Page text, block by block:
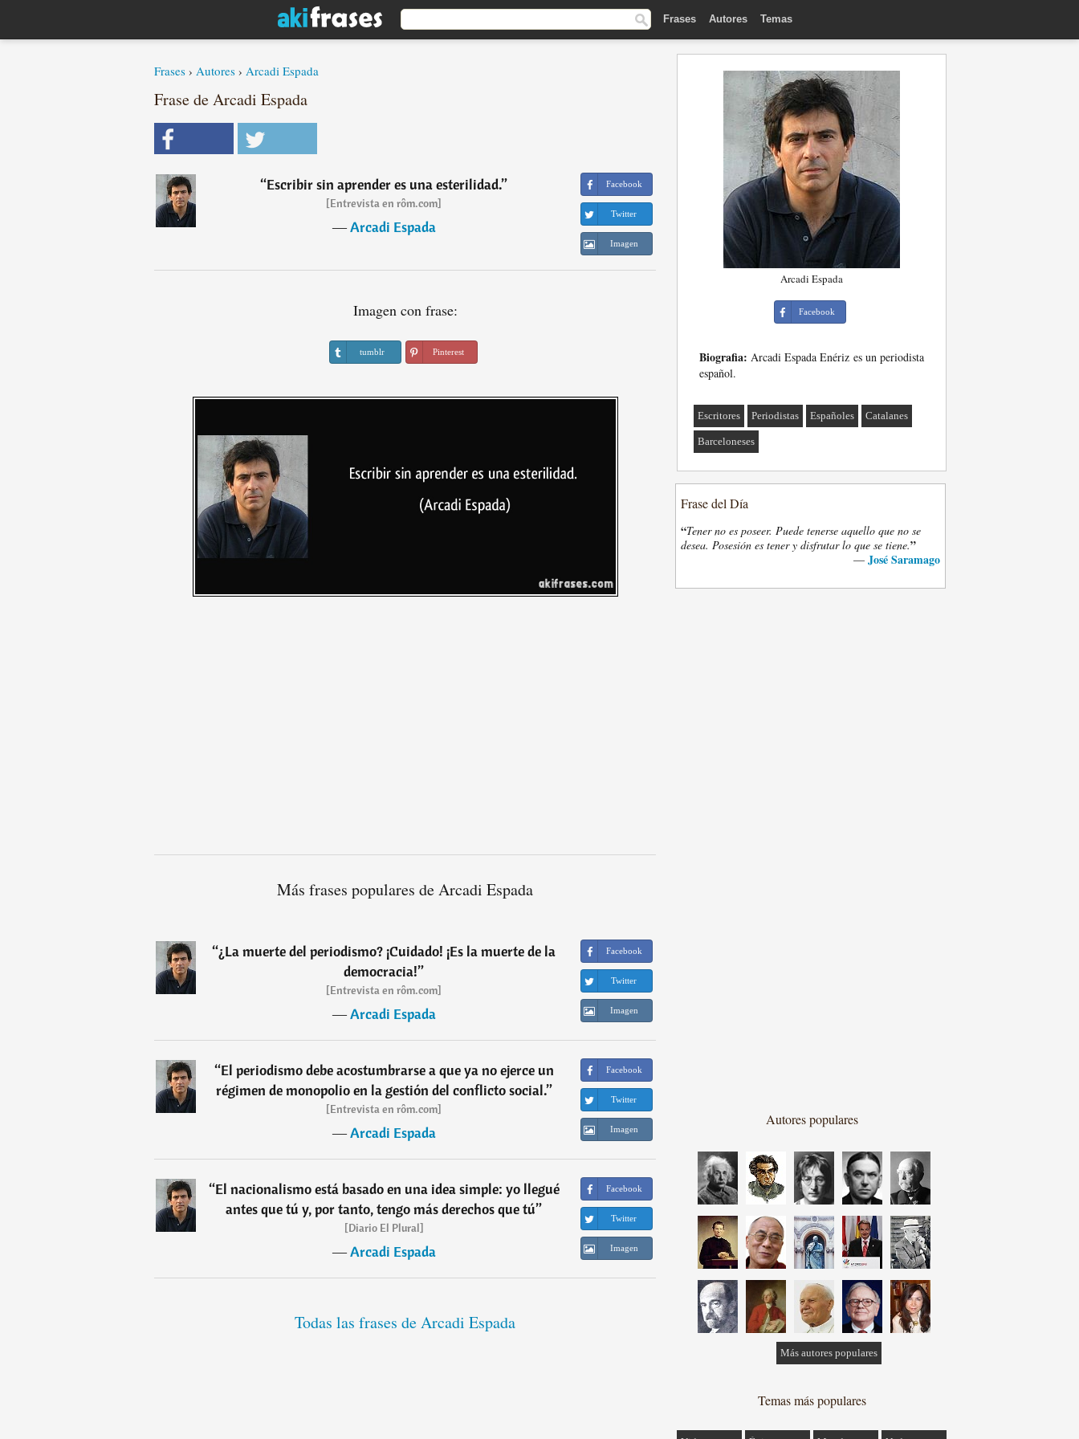
Frases Autores Temas
Frases › Autores › Arcadi Espada
Frase de Arcadi Espada
“Escribir sin aprender es una esterilidad.”
[Entrevista en rôm.com]
―Arcadi Espada
Facebook
Twitter
Imagen
Imagen con frase:
tumblr Pinterest
Más frases populares de Arcadi Espada
“¿La muerte del periodismo? ¡Cuidado! ¡Es la muerte de la
democracia!”
[Entrevista en rôm.com]
―Arcadi Espada
Facebook
Twitter
Imagen
“El periodismo debe acostumbrarse a que ya no ejerce un
régimen de monopolio en la gestión del conflicto social.”
[Entrevista en rôm.com]
―Arcadi Espada
Facebook
Twitter
Imagen
“El nacionalismo está basado en una idea simple: yo llegué
antes que tú y, por tanto, tengo más derechos que tú”
[Diario El Plural]
―Arcadi Espada
Facebook
Twitter
Imagen
Todas las frases de Arcadi Espada
Arcadi Espada
Facebook
Biografia: Arcadi Espada Enériz es un periodista
español.
Escritores Periodistas Españoles Catalanes
Barceloneses
Frase del Día
“Tener no es poseer. Puede tenerse aquello que no se
desea. Posesión es tener y disfrutar lo que se tiene.”
— José Saramago
Autores populares
Más autores populares
Temas más populares